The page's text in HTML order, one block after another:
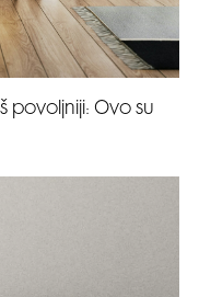
povoljniji: Ovo su